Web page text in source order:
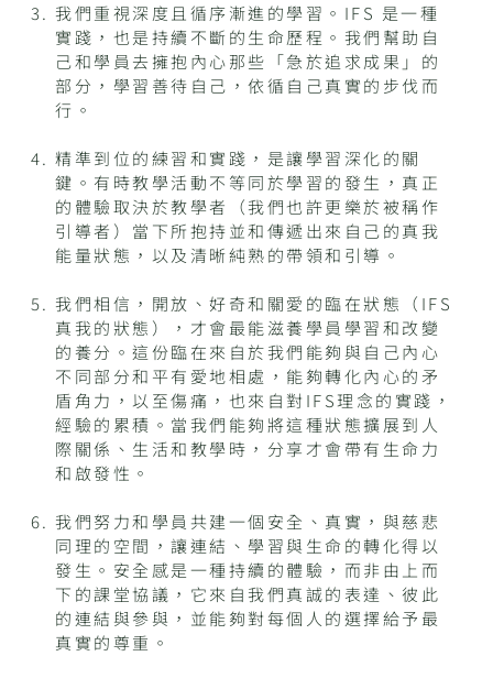
我們重視深度且循序漸進的學習。IFS 是一種
實踐，也是持續不斷的生命歷程。我們幫助自
己和學員去擁抱內心那些「急於追求成果」的
部分，學習善待自己，依循自己真實的步伐而
行。
精準到位的練習和實踐，是讓學習深化的關
鍵。有時教學活動不等同於學習的發生，真正
的體驗取決於教學者（我們也許更樂於被稱作
引導者）當下所抱持並和傳遞出來自己的真我
能量狀態，以及清晰純熟的帶領和引導。
我們相信，開放、好奇和關愛的臨在狀態（IFS
真我的狀態），才會最能滋養學員學習和改變
的養分。這份臨在來自於我們能夠與自己內心
不同部分和平有愛地相處，能夠轉化內心的矛
盾角力，以至傷痛，也來自對IFS理念的實踐，
經驗的累積。當我們能夠將這種狀態擴展到人
際關係、生活和教學時，分享才會帶有生命力
和啟發性。
我們努力和學員共建一個安全、真實，與慈悲
同理的空間，讓連結、學習與生命的轉化得以
發生。安全感是一種持續的體驗，而非由上而
下的課堂協議，它來自我們真誠的表達、彼此
的連結與參與，並能夠對每個人的選擇給予最
真實的尊重。